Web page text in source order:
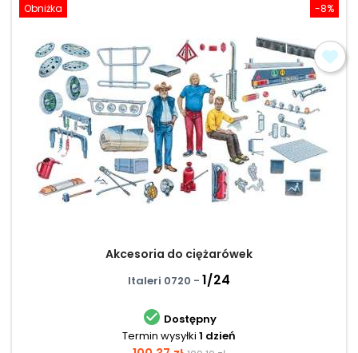
-8%
Obniżka
Akcesoria do ciężarówek
Italeri 0720 - 1/24
 Dostępny
Termin wysyłki 1 dzień